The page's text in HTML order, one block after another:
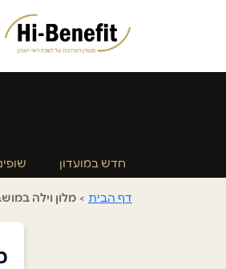
חדש במועדון
דף הבית > מלון וילה